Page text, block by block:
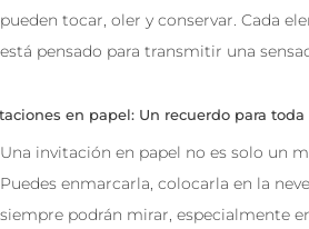
pueden tocar, oler y conservar. Cada
está pensado para transmitir una
en papel: Un recuerdo para toda
Una invitación en papel no es solo un
Puedes enmarcarla, colocarla en la
siempre podrán mirar, especialmente